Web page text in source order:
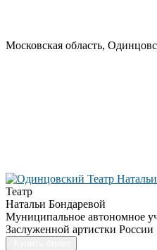
Московская область,
Театр
Натальи Бондаревой
Муниципальное автономное
Заслуженной артистки России